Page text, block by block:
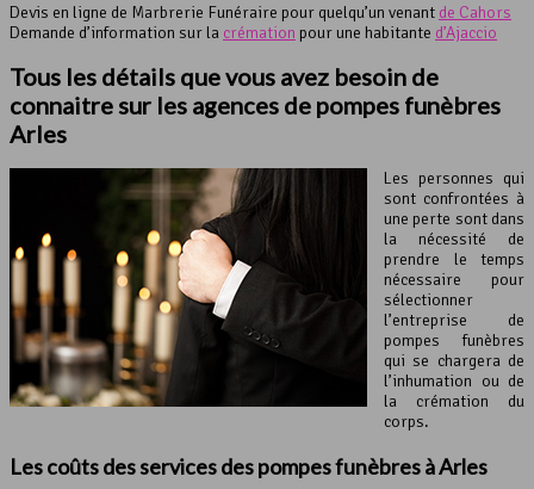
Devis en ligne de Marbrerie Funéraire pour quelqu’un venant de Cahors
Demande d’information sur la crémation pour une habitante d’Ajaccio
Tous les détails que vous avez besoin de
connaitre sur les agences de pompes funèbres
Arles
Les personnes qui
sont confrontées à
une perte sont dans
la nécessité de
prendre le temps
nécessaire pour
sélectionner
l’entreprise de
pompes funèbres
qui se chargera de
l’inhumation ou de
la crémation du
corps.
Les coûts des services des pompes funèbres à Arles